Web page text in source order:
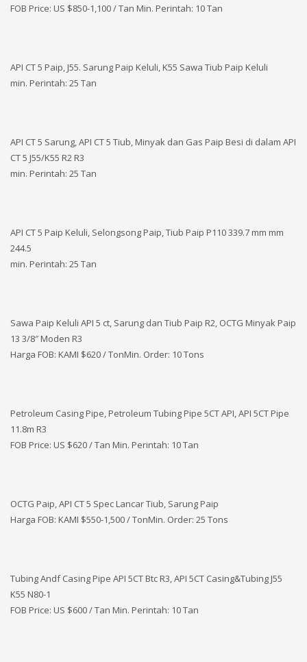
FOB Price: US $850-1,100 / Tan Min. Perintah: 10 Tan
API CT 5 Paip, J55. Sarung Paip Keluli, K55 Sawa Tiub Paip Keluli
min. Perintah: 25 Tan
API CT 5 Sarung, API CT 5 Tiub, Minyak dan Gas Paip Besi di dalam API
CT 5 J55/K55 R2 R3
min. Perintah: 25 Tan
API CT 5 Paip Keluli, Selongsong Paip, Tiub Paip P110 339.7 mm mm
244.5
min. Perintah: 25 Tan
Sawa Paip Keluli API 5 ct, Sarung dan Tiub Paip R2, OCTG Minyak Paip
13 3/8″ Moden R3
Harga FOB: KAMI $620 / TonMin. Order: 10 Tons
Petroleum Casing Pipe, Petroleum Tubing Pipe 5CT API, API 5CT Pipe
11.8m R3
FOB Price: US $620 / Tan Min. Perintah: 10 Tan
OCTG Paip, API CT 5 Spec Lancar Tiub, Sarung Paip
Harga FOB: KAMI $550-1,500 / TonMin. Order: 25 Tons
Tubing Andf Casing Pipe API 5CT Btc R3, API 5CT Casing&Tubing J55
K55 N80-1
FOB Price: US $600 / Tan Min. Perintah: 10 Tan